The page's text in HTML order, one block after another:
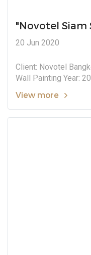
"Novotel Siam
20 Jun 2020
Client: Novotel
View more